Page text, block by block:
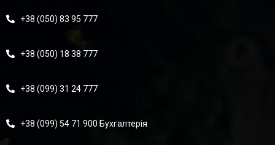
+38 (050) 83 95 777
+38 (050) 18 38 777
+38 (099) 31 24 777
+38 (099) 54 71 900 Бухгалтерія